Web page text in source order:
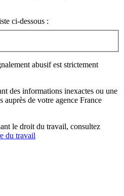
ci-dessous :
abusif est strictement
des informations inexactes ou une
auprès de votre agence France
le droit du travail, consultez
du travail